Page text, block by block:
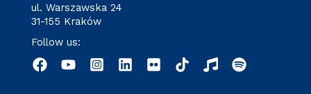
ul. Warszawska 24
31-155 Kraków
Follow us: